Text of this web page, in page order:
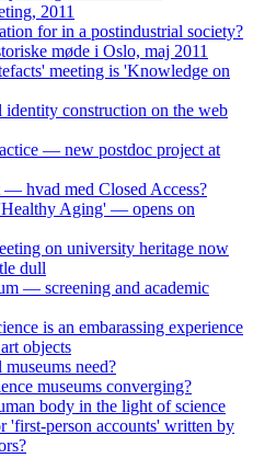
2011
for in a postindustrial society?
møde i Oslo, maj 2011
meeting is 'Knowledge on
identity construction on the web
— new postdoc project at
hvad med Closed Access?
Aging' — opens on
on university heritage now
dull
— screening and academic
is an embarassing experience
objects
need?
museums converging?
body in the light of science
'first-person accounts' written by